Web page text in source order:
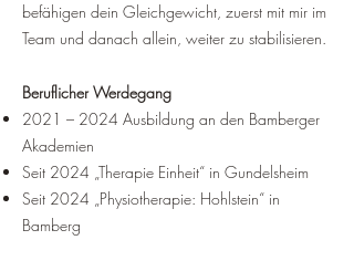
befähigen dein Gleichgewicht, zuerst mit mir im
Team und danach allein, weiter zu stabilisieren.
Beruflicher Werdegang
2021 – 2024 Ausbildung an den Bamberger
Akademien
Seit 2024 „Therapie Einheit“ in Gundelsheim
Seit 2024 „Physiotherapie: Hohlstein“ in
Bamberg